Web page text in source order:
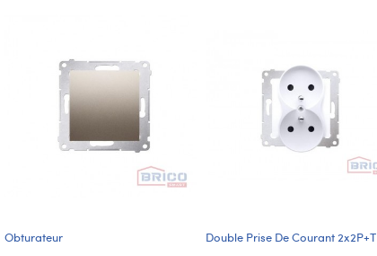
Obturateur Double Prise De Courant 2x2P+T